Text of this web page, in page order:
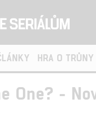
HRA O TRŮNY
One? -